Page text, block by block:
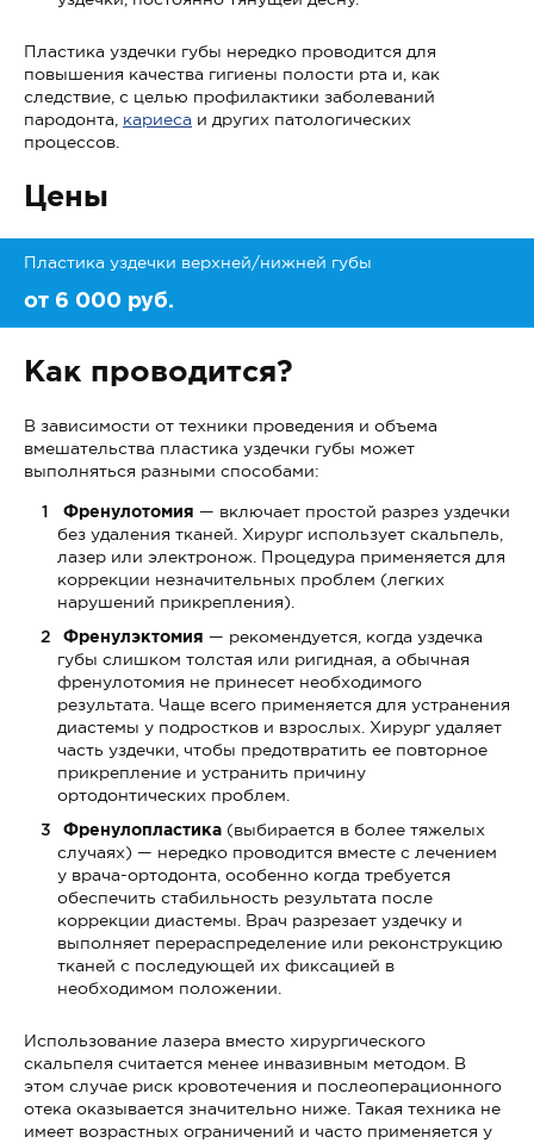
Пластика уздечки губы нередко проводится для
повышения качества гигиены полости рта и, как
следствие, с целью профилактики заболеваний
пародонта, кариеса и других патологических
процессов.
Цены
Пластика уздечки верхней/нижней губы
от 6 000 руб.
Как проводится?
В зависимости от техники проведения и объема
вмешательства пластика уздечки губы может
выполняться разными способами:
Френулотомия — включает простой разрез уздечки
без удаления тканей. Хирург использует скальпель,
лазер или электронож. Процедура применяется для
коррекции незначительных проблем (легких
нарушений прикрепления).
Френулэктомия — рекомендуется, когда уздечка
губы слишком толстая или ригидная, а обычная
френулотомия не принесет необходимого
результата. Чаще всего применяется для устранения
диастемы у подростков и взрослых. Хирург удаляет
часть уздечки, чтобы предотвратить ее повторное
прикрепление и устранить причину
ортодонтических проблем.
Френулопластика (выбирается в более тяжелых
случаях) — нередко проводится вместе с лечением
у врача-ортодонта, особенно когда требуется
обеспечить стабильность результата после
коррекции диастемы. Врач разрезает уздечку и
выполняет перераспределение или реконструкцию
тканей с последующей их фиксацией в
необходимом положении.
Использование лазера вместо хирургического
скальпеля считается менее инвазивным методом. В
этом случае риск кровотечения и послеоперационного
отека оказывается значительно ниже. Такая техника не
имеет возрастных ограничений и часто применяется у